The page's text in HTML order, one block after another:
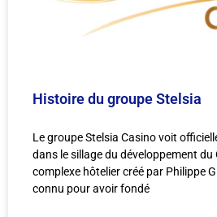
Histoire du groupe Stelsia
Le groupe Stelsia Casino voit
dans le sillage du développement du
complexe hôtelier créé par Philippe
connu pour avoir fondé